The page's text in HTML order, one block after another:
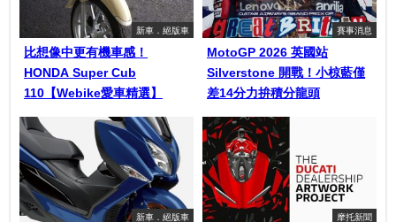
新車．絕版車
比想像中更有機車感！
HONDA Super Cub
110【Webike愛車精選】
賽事消息
MotoGP 2026 英國站
Silverstone 開戰！小椋藍僅
差14分力拚積分龍頭
新車．絕版車 摩托新聞